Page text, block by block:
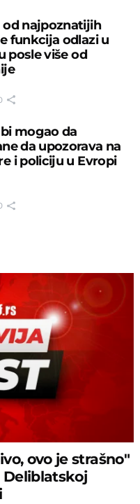
od najpoznatijih
funkcija odlazi u
posle više od
mogao da
da upozorava na
i policiju u Evropi
ovo je strašno"
Deliblatskoj